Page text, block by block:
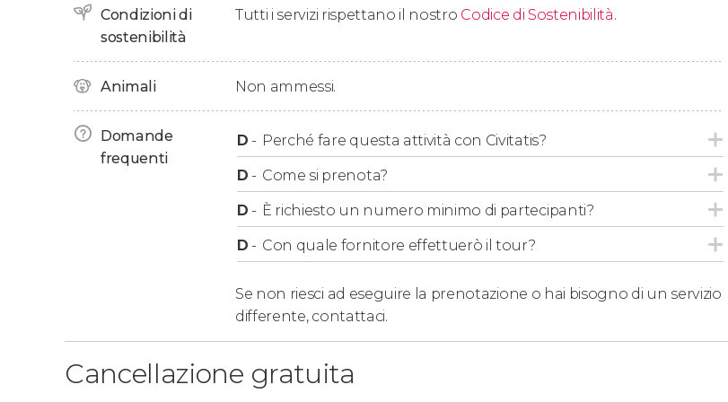
Condizioni di
sostenibilità
Tutti i servizi rispettano il nostro Codice di Sostenibilità.
Animali Non ammessi.
Domande
frequenti
D - Perché fare questa attività con Civitatis?
D - Come si prenota?
D - È richiesto un numero minimo di partecipanti?
D - Con quale fornitore effettuerò il tour?
Se non riesci ad eseguire la prenotazione o hai bisogno di un servizio
differente, contattaci.
Cancellazione gratuita